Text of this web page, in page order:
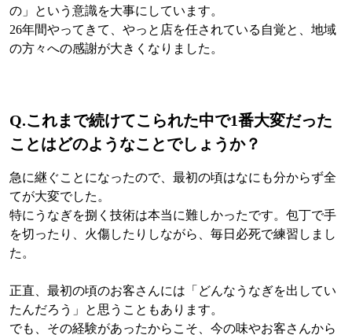
の」という意識を大事にしています。
26年間やってきて、やっと店を任されている自覚と、地域
の方々への感謝が大きくなりました。
Q.これまで続けてこられた中で1番大変だった
ことはどのようなことでしょうか？
急に継ぐことになったので、最初の頃はなにも分からず全
てが大変でした。
特にうなぎを捌く技術は本当に難しかったです。包丁で手
を切ったり、火傷したりしながら、毎日必死で練習しまし
た。
正直、最初の頃のお客さんには「どんなうなぎを出してい
たんだろう」と思うこともあります。
でも、その経験があったからこそ、今の味やお客さんから